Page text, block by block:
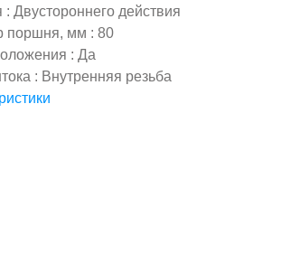
: Двустороннего действия
поршня, мм : 80
: Да
: Внутренняя резьба